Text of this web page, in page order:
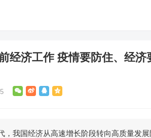
经济工作 疫情要防住、经济
我国经济从高速增长阶段转向高质量发展